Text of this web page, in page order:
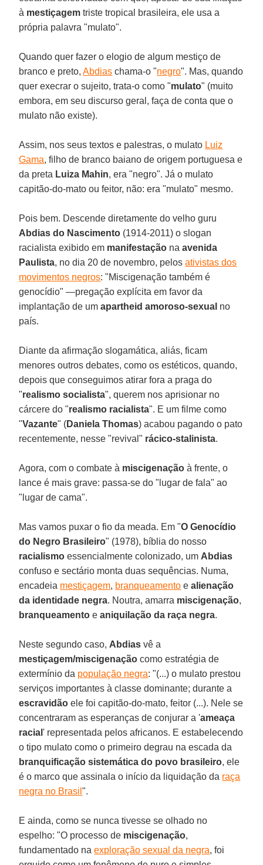
à mestiçagem triste tropical brasileira, ele usa a
própria palavra "mulato".
Quando quer fazer o elogio de algum mestiço de
branco e preto,Abdias chama-o "negro". Mas, quando
quer execrar o sujeito, trata-o como "mulato" (muito
embora, em seu discurso geral, faça de conta que o
mulato não existe).
Assim, nos seus textos e palestras, o mulato Luiz
Gama, filho de branco baiano de origem portuguesa e
da preta Luiza Mahin, era "negro". Já o mulato
capitão-do-mato ou feitor, não: era "mulato" mesmo.
Pois bem. Descende diretamente do velho guru
Abdias do Nascimento (1914-2011) o slogan
racialista exibido em manifestação naavenida
Paulista, no dia 20 de novembro, pelosativistas dos
movimentos negros: "Miscigenação também é
genocídio" —pregação explícita em favor da
implantação de umapartheid amoroso-sexual no
país.
Diante da afirmação slogamática, aliás, ficam
menores outros debates, como os estéticos, quando,
depois que conseguimos atirar fora a praga do
"realismo socialista", querem nos aprisionar no
cárcere do "realismo racialista". E um filme como
"Vazante" (Daniela Thomas) acabou pagando o pato
recentemente, nesse "revival" rácico-stalinista.
Agora, com o combate à miscigenação à frente, o
lance é mais grave: passa-se do "lugar de fala" ao
"lugar de cama".
Mas vamos puxar o fio da meada. Em "O Genocídio
do Negro Brasileiro" (1978), bíblia do nosso
racialismo essencialmente colonizado, um Abdias
confuso e sectário monta duas sequências. Numa,
encadeia mestiçagem, branqueamento ealienação
da identidade negra. Noutra, amarra miscigenação,
branqueamento eaniquilação da raça negra.
Neste segundo caso, Abdias vê a
mestiçagem/miscigenação como estratégia de
extermínio da população negra: "(...) o mulato prestou
serviços importantes à classe dominante; durante a
escravidão ele foi capitão-do-mato, feitor (...). Nele se
concentraram as esperanças de conjurar a 'ameaça
racial' representada pelos africanos. E estabelecendo
o tipo mulato como o primeiro degrau na escada da
branquificação sistemática do povo brasileiro, ele
é o marco que assinala o início da liquidação da raça
negra no Brasil".
E ainda, como se nunca tivesse se olhado no
espelho: "O processo de miscigenação,
fundamentado naexploração sexual da negra, foi